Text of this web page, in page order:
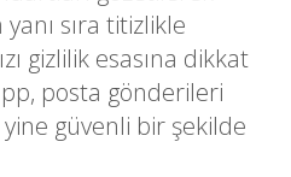
sıra titizlikle
gizlilik esasına dikkat
posta gönderileri
güvenli bir şekilde